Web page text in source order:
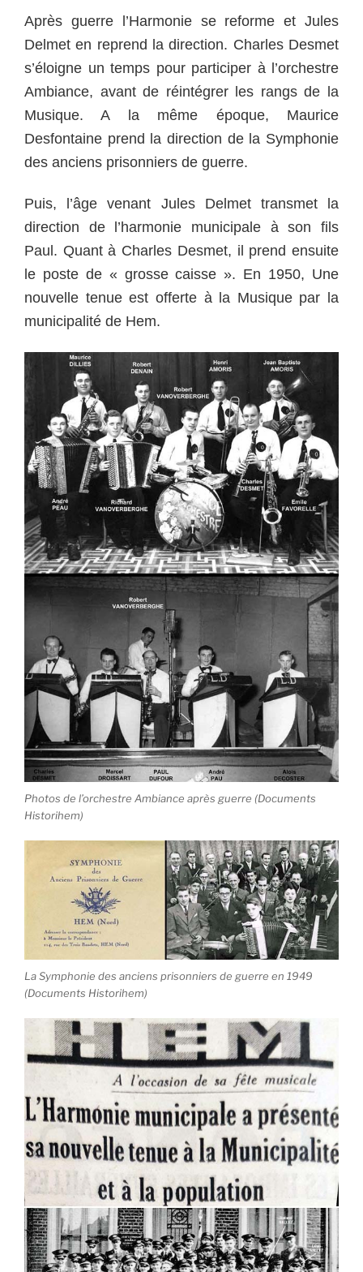
Après guerre l’Harmonie se reforme et Jules
Delmet en reprend la direction. Charles Desmet
s’éloigne un temps pour participer à l’orchestre
Ambiance, avant de réintégrer les rangs de la
Musique. A la même époque, Maurice
Desfontaine prend la direction de la Symphonie
des anciens prisonniers de guerre.
Puis, l’âge venant Jules Delmet transmet la
direction de l’harmonie municipale à son fils
Paul. Quant à Charles Desmet, il prend ensuite
le poste de « grosse caisse ». En 1950, Une
nouvelle tenue est offerte à la Musique par la
municipalité de Hem.
Photos de l’orchestre Ambiance après guerre (Documents
Historihem)
La Symphonie des anciens prisonniers de guerre en 1949
(Documents Historihem)